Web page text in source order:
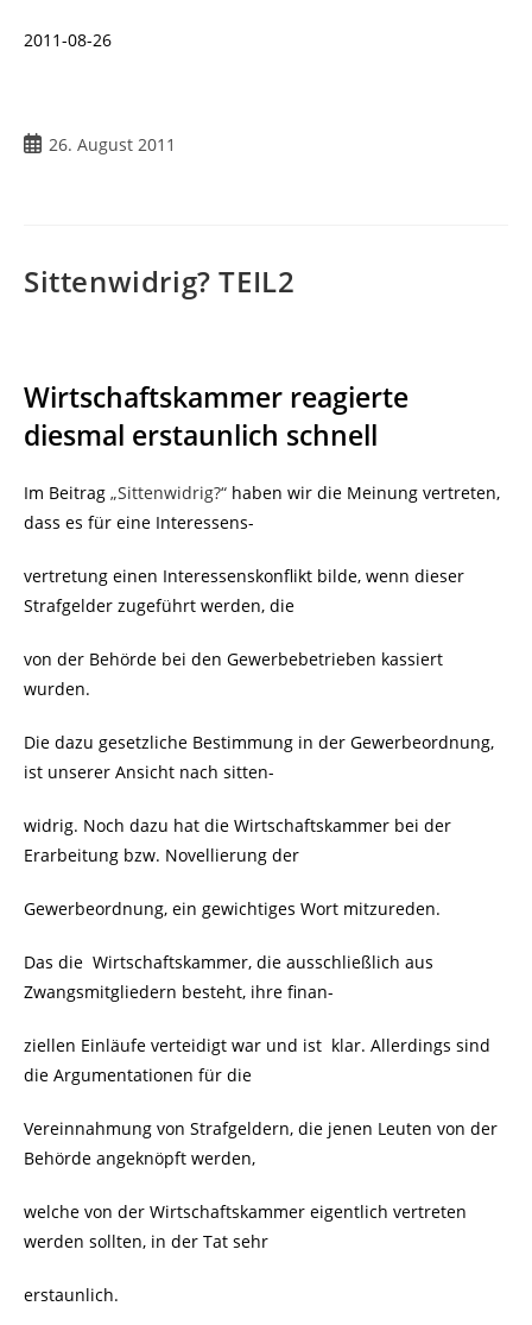
2011-08-26
Beitrag
26. August 2011
Sittenwidrig? TEIL2
Wirtschaftskammer reagierte
diesmal erstaunlich schnell
Im Beitrag „Sittenwidrig?“ haben wir die Meinung vertreten,
dass es für eine Interessens-
vertretung einen Interessenskonflikt bilde, wenn dieser
Strafgelder zugeführt werden, die
von der Behörde bei den Gewerbebetrieben kassiert
wurden.
Die dazu gesetzliche Bestimmung in der Gewerbeordnung,
ist unserer Ansicht nach sitten-
widrig. Noch dazu hat die Wirtschaftskammer bei der
Erarbeitung bzw. Novellierung der
Gewerbeordnung, ein gewichtiges Wort mitzureden.
Das die Wirtschaftskammer, die ausschließlich aus
Zwangsmitgliedern besteht, ihre finan-
ziellen Einläufe verteidigt war und ist klar. Allerdings sind
die Argumentationen für die
Vereinnahmung von Strafgeldern, die jenen Leuten von der
Behörde angeknöpft werden,
welche von der Wirtschaftskammer eigentlich vertreten
werden sollten, in der Tat sehr
erstaunlich.